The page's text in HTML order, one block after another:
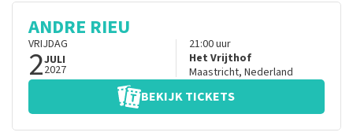
ANDRE RIEU
VRIJDAG
2JULI
2027
21:00uur
Het Vrijthof
Maastricht, Nederland
BEKIJK TICKETS